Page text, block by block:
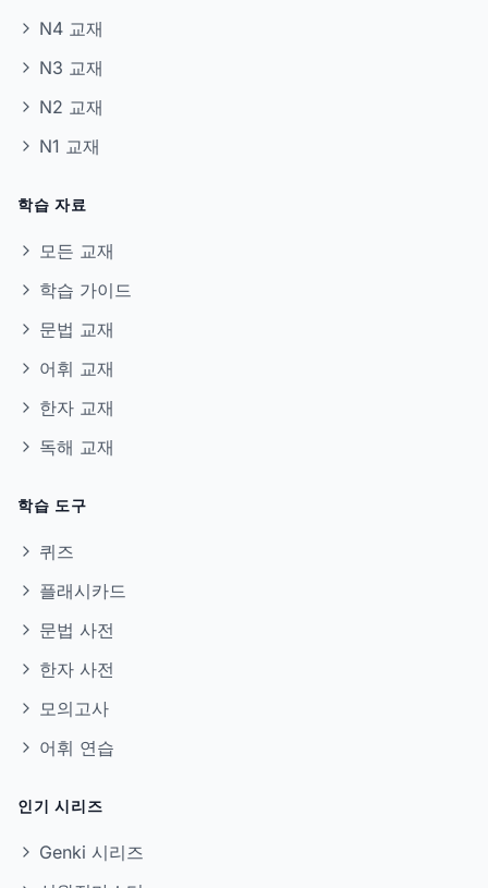
N4 교재
N3 교재
N2 교재
N1 교재
학습 자료
모든 교재
학습 가이드
문법 교재
어휘 교재
한자 교재
독해 교재
학습 도구
퀴즈
플래시카드
문법 사전
한자 사전
모의고사
어휘 연습
인기 시리즈
Genki 시리즈